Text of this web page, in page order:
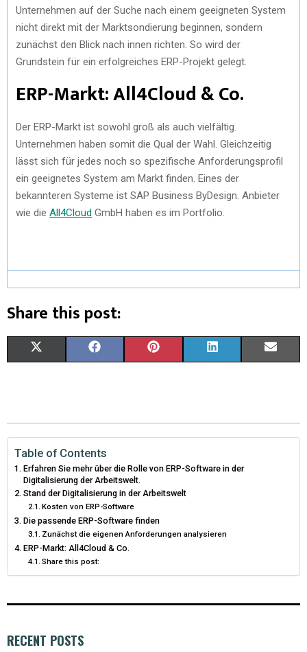
Unternehmen auf der Suche nach einem geeigneten System
nicht direkt mit der Marktsondierung beginnen, sondern
zunächst den Blick nach innen richten. So wird der
Grundstein für ein erfolgreiches ERP-Projekt gelegt.
ERP-Markt: All4Cloud & Co.
Der ERP-Markt ist sowohl groß als auch vielfältig.
Unternehmen haben somit die Qual der Wahl. Gleichzeitig
lässt sich für jedes noch so spezifische Anforderungsprofil
ein geeignetes System am Markt finden. Eines der
bekannteren Systeme ist SAP Business ByDesign. Anbieter
wie die All4Cloud GmbH haben es im Portfolio.
Share this post:
W
T
T
E
R
E
O
O
K
T
R
E
K
D
I
Table of Contents
Erfahren Sie mehr über die Rolle von ERP-Software in der
Digitalisierung der Arbeitswelt.
Stand der Digitalisierung in der Arbeitswelt
Kosten von ERP-Software
Die passende ERP-Software finden
Zunächst die eigenen Anforderungen analysieren
ERP-Markt: All4Cloud & Co.
Share this post:
RECENT POSTS